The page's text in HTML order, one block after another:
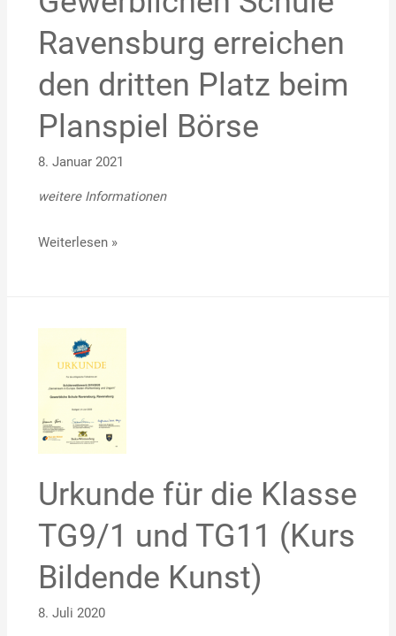
Ravensburg erreichen
den dritten Platz beim
Planspiel Börse
8. Januar 2021
weitere Informationen
Ravensburg
erreichen
den
dritten
Platz
beim
Planspiel
Weiterlesen »
Urkunde für die Klasse
TG9/1 und TG11 (Kurs
Bildende Kunst)
8. Juli 2020
Urkunde
die
Klasse
TG9/1
und
TG11
(Kurs
Bildende